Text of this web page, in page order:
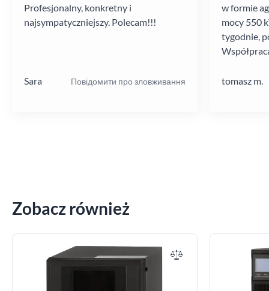
Profesjonalny, konkretny i
najsympatyczniejszy. Polecam!!!
Sara Повідомити про зловживання
w formie
mocy 550
tygodnie,
tomasz m.
Zobacz również